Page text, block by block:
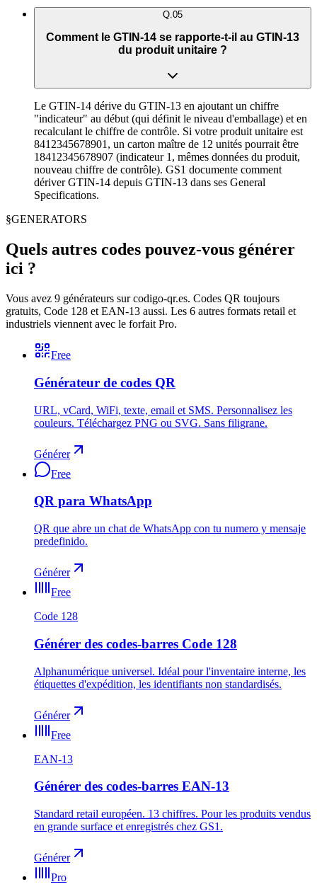
Q.05
Comment le GTIN-14 se rapporte-t-il au GTIN-13
du produit unitaire ?
Le GTIN-14 dérive du GTIN-13 en ajoutant un chiffre
"indicateur" au début (qui définit le niveau d'emballage) et en
recalculant le chiffre de contrôle. Si votre produit unitaire est
8412345678901, un carton maître de 12 unités pourrait être
18412345678907 (indicateur 1, mêmes données du produit,
nouveau chiffre de contrôle). GS1 documente comment
dériver GTIN-14 depuis GTIN-13 dans ses General
Specifications.
§GENERATORS
Quels autres codes pouvez-vous générer
ici ?
Vous avez 9 générateurs sur codigo-qr.es. Codes QR toujours
gratuits, Code 128 et EAN-13 aussi. Les 6 autres formats retail et
industriels viennent avec le forfait Pro.
Free
Générateur de codes QR
URL, vCard, WiFi, texte, email et SMS. Personnalisez les
couleurs. Téléchargez PNG ou SVG. Sans filigrane.
Générer
Free
QR para WhatsApp
QR que abre un chat de WhatsApp con tu numero y mensaje
predefinido.
Générer
Free
Code 128
Générer des codes-barres Code 128
Alphanumérique universel. Idéal pour l'inventaire interne, les
étiquettes d'expédition, les identifiants non standardisés.
Générer
Free
EAN-13
Générer des codes-barres EAN-13
Standard retail européen. 13 chiffres. Pour les produits vendus
en grande surface et enregistrés chez GS1.
Générer
Pro